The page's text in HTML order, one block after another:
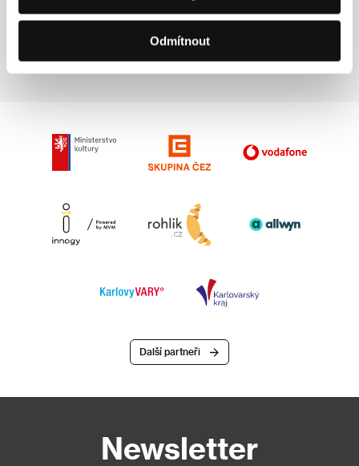
Odmítnout
Režie: Nicole Holofcener / USA, 2010, 90 min
Další partneři
Newsletter